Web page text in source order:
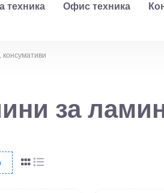
техника Офис техника
за